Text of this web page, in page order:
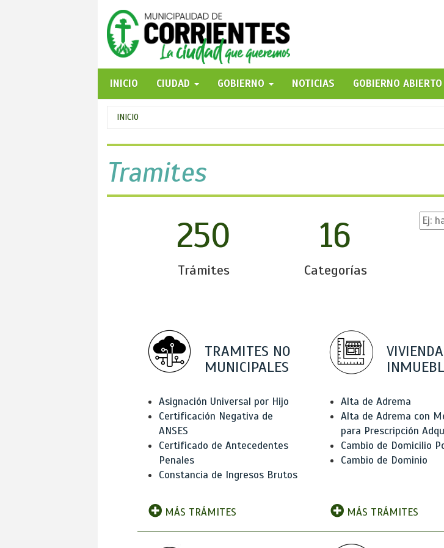
INICIO
CIUDAD GOBIERNO NOTICIAS GOBIERNO ABIERTO
Se
encuentra
usted
aquí
INICIO
Tramites
250
Trámites
16
Categorías
TRAMITES NO
MUNICIPALES
Asignación Universal por Hijo
Certificación Negativa de
ANSES
Certificado de Antecedentes
Penales
Constancia de Ingresos Brutos
MÁS TRÁMITES
Alta de Adrema
Alta de Adrema con
para Prescripción
Cambio de Domicilio
Cambio de Dominio
MÁS TRÁMITES